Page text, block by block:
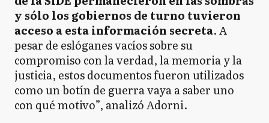
y sólo los gobiernos de turno tuvieron
acceso a esta información secreta. A
pesar de eslóganes vacíos sobre su
compromiso con la verdad, la memoria y la
justicia, estos documentos fueron utilizados
como un botín de guerra vaya a saber uno
con qué motivo”, analizó Adorni.